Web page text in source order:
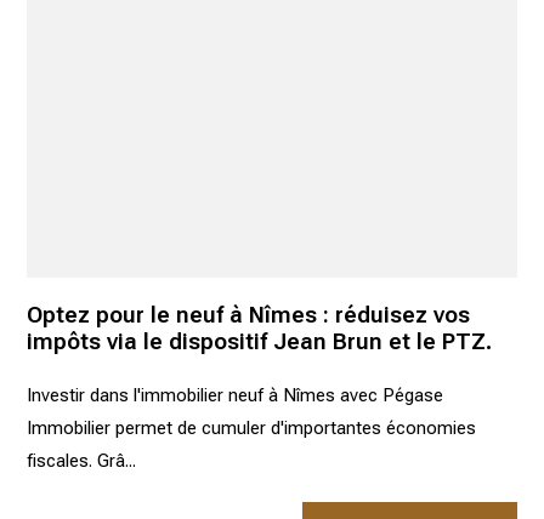
Optez pour le neuf à Nîmes : réduisez vos
impôts via le dispositif Jean Brun et le PTZ.
Investir dans l'immobilier neuf à Nîmes avec Pégase
Immobilier permet de cumuler d'importantes économies
fiscales. Grâ...